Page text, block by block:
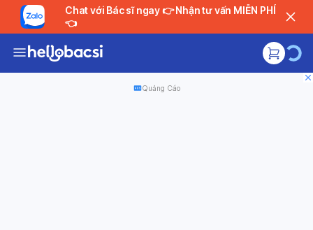
Chat với Bác sĩ ngay 👉 Nhận tư vấn MIỄN PHÍ
👈
Quảng Cáo